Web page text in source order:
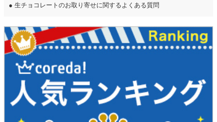
● 生チョコレートのお取り寄せに関するよくある質問